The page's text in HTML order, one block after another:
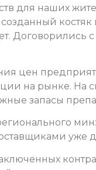
для наших
костяк
Договорились
цен
на рынке. На
запасы
уже